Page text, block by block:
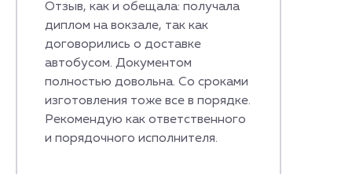
Отзыв, как и обещала: получала
диплом на вокзале, так как
договорились о доставке
автобусом. Документом
полностью довольна. Со сроками
изготовления тоже все в порядке.
Рекомендую как ответственного
и порядочного исполнителя.